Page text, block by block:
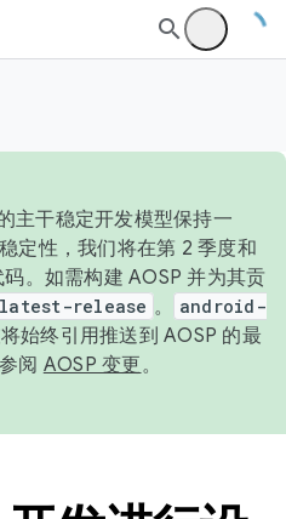
主干稳定开发模型保持一
定性，我们将在第 2 季度和
。如需构建 AOSP 并为其贡
release 。
android-
始终引用推送到 AOSP 的最
阅 AOSP 变更。